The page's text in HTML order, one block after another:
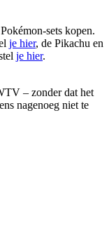
sets kopen.
je hier, de Pikachu en
je hier.
– zonder dat het
nagenoeg niet te